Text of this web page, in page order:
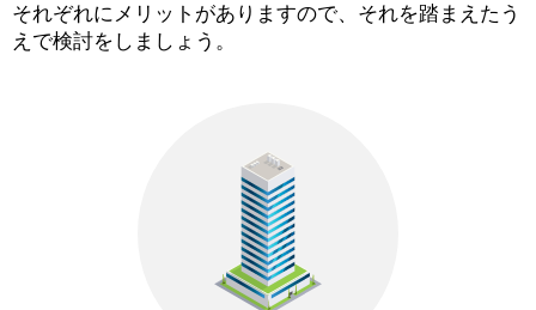
それぞれにメリットがありますので、それを踏まえたう
えで検討をしましょう。